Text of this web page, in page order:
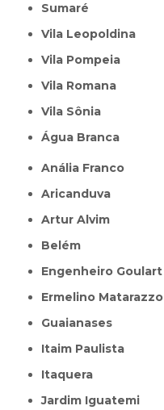
Sumaré
Vila Leopoldina
Vila Pompeia
Vila Romana
Vila Sônia
Água Branca
Anália Franco
Aricanduva
Artur Alvim
Belém
Engenheiro Goulart
Ermelino Matarazzo
Guaianases
Itaim Paulista
Itaquera
Jardim Iguatemi